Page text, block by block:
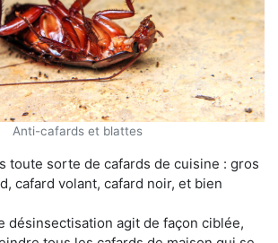
Anti-cafards et blattes
toute sorte de cafards de cuisine : gros
cafard volant, cafard noir, et bien
désinsectisation agit de façon ciblée,